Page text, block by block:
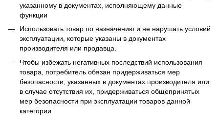
указанному в документах, исполняющему данные
функции
Использовать товар по назначению и не нарушать условий
эксплуатации, которые указаны в документах
производителя или продавца.
Чтобы избежать негативных последствий использования
товара, потребитель обязан придерживаться мер
безопасности, указанных в документах производителя или
в случае отсутствия их, придерживаться общепринятых
мер безопасности при эксплуатации товаров данной
категории